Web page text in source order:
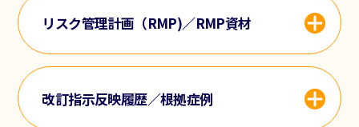
リスク管理計画（RMP)／RMP資材
改訂指示反映履歴／根拠症例